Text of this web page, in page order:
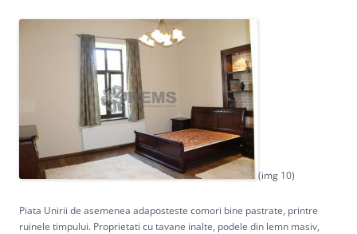
(img 10)
Piata Unirii de asemenea adaposteste comori bine pastrate, printre
ruinele timpului. Proprietati cu tavane inalte, podele din lemn masiv,